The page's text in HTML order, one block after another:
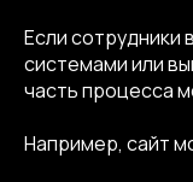
Если
системами или
часть процесса
Например, сайт